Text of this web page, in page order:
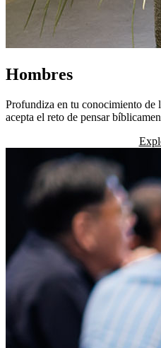
Hombres
Profundiza en tu conocimiento
acepta el reto de pensar